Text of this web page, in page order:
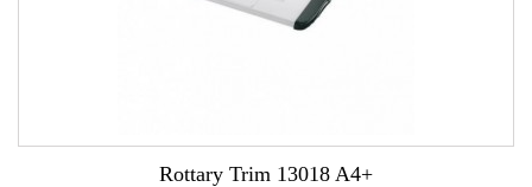
Rottary Trim 13018 A4+